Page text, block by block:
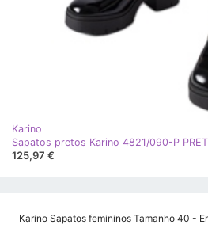
Karino
Sapatos pretos Karino 4821/090-P
125,97 €
Karino Sapatos femininos Tamanho 40 -